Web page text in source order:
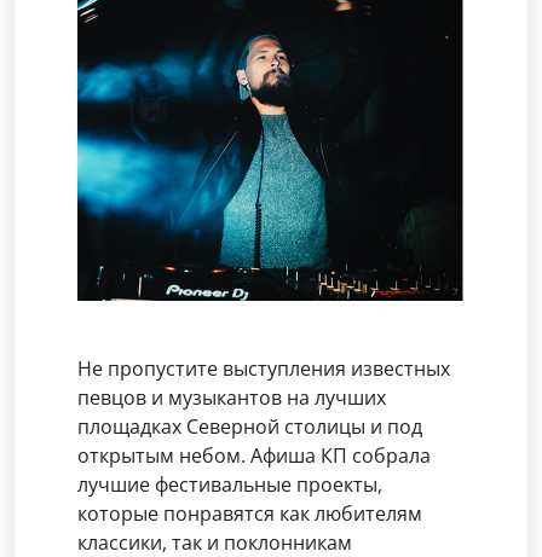
Не пропустите выступления известных
певцов и музыкантов на лучших
площадках Северной столицы и под
открытым небом. Афиша КП собрала
лучшие фестивальные проекты,
которые понравятся как любителям
классики, так и поклонникам